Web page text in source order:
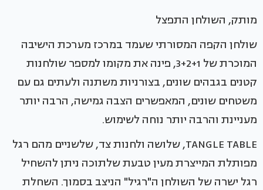
מותק, השולחן התפצל
שולחן הקפה המסורתי שעמד במרכז מערכת הישיבה
המוכרת של 3+2+1, פינה את מקומו למספר שולחנות
קטנים בגבהים שונים, בצורניות משתנה ולעתים גם עם
משטחים שונים, המאפשרים הצבה גמישה, הרבה יותר
מעניינת והרבה יותר נוחה לשימוש.
TANGLE TABLE, שלושה ולחנות צד, שלשניים מהם רגל
מפותלת המייצרת מעין טבעת שלתוכה ניתן להשחיל
רגל ישרה של השולחן ה"רגיל" הניצב בסמוך. השחלת